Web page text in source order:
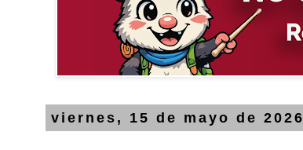
viernes, 15 de mayo de 2026